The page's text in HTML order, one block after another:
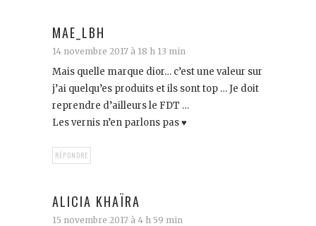
MAE_LBH
14 novembre 2017 à 18 h 13 min
Mais quelle marque dior… c’est une valeur sur
j’ai quelqu’es produits et ils sont top … Je doit
reprendre d’ailleurs le FDT …
Les vernis n’en parlons pas ♥️
RÉPONDRE
ALICIA KHAÏRA
15 novembre 2017 à 4 h 59 min